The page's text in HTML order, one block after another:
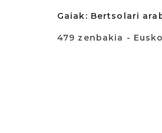
Gaiak: Bertsolari
479 zenbakia -